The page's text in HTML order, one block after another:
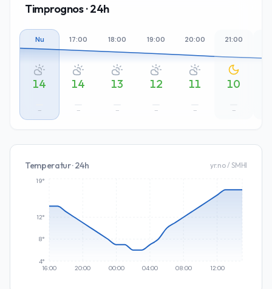
Timprognos · 24h
Nu
14
–
17:00
14
–
18:00
13
–
19:00
12
–
20:00
11
–
21:00
10
–
Temperatur · 24h yr.no / SMHI
16:00 20:00 00:00 04:00 08:00 12:00
4°
8°
12°
19°